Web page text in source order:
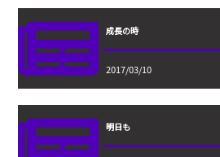
成長の時
2017/03/10
明日も